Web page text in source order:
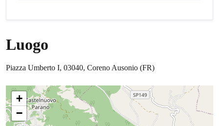
Luogo
Piazza Umberto I, 03040, Coreno Ausonio (FR)
+
−